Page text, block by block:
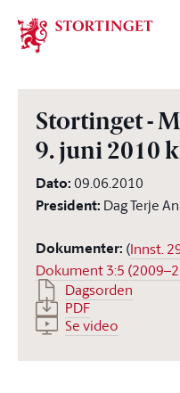
Stortinget.no
Stortinget -
9. juni 2010
Dato:09.06.2010
President: Dag Terje
Dokumenter: (Innst.
Dokument 3:5
Dagsorden
PDF
Se video